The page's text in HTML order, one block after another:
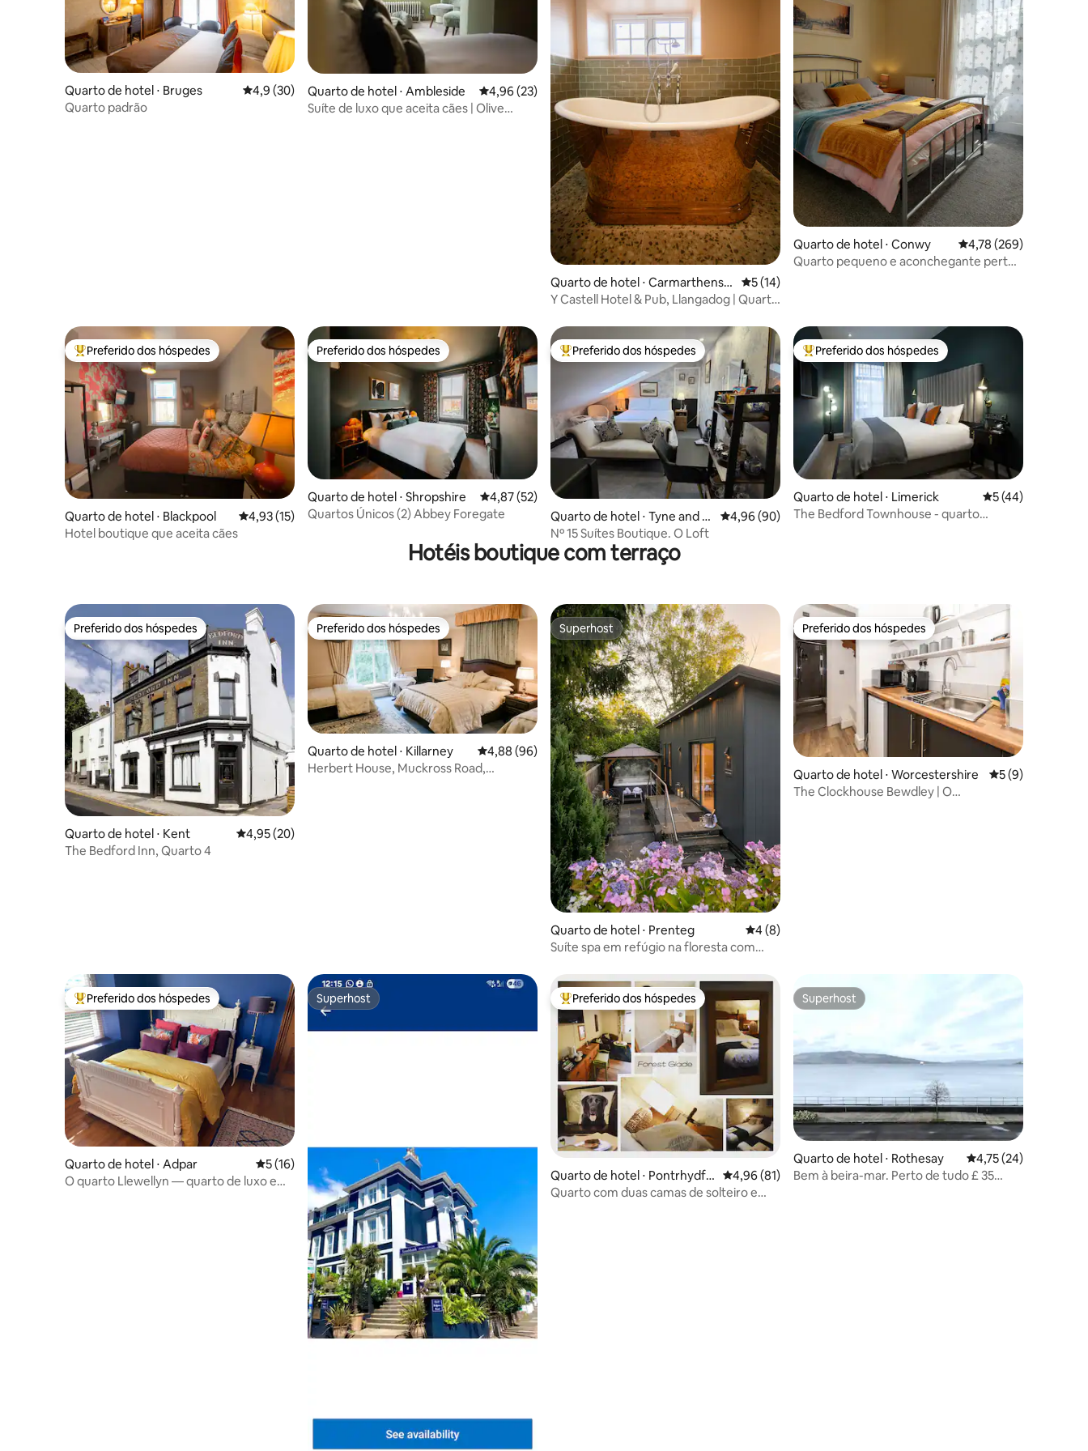
Quarto de hotel ⋅ Bruges 4,9 de uma avaliação média de 5, 30 avaliações
4,9 (30)
Quarto padrão
Quarto de hotel ⋅ Ambleside 4,96 de uma avaliação média de 5, 23 avaliações
4,96 (23)
Suíte de luxo que aceita cães | Olive
Quarto de hotel ⋅ Carmarthenshi
re
5 de uma avaliação média de 5, 14 avaliações
5 (14)
Y Castell Hotel & Pub, Llangadog | Quarto
Quarto de hotel ⋅ Conwy 4,78 de uma avaliação
4,78 (269)
Quarto pequeno e aconchegante perto
Entre os melhores preferidos dos hóspedes
Preferido dos hóspedes
Quarto de hotel ⋅ Blackpool 4,93 de uma avaliação média de 5, 15 avaliações
4,93 (15)
Hotel boutique que aceita cães
Preferido dos hóspedes
Preferido dos hóspedes
Quarto de hotel ⋅ Shropshire 4,87 de uma avaliação média de 5, 52 avaliações
4,87 (52)
Quartos Únicos (2) Abbey Foregate
Entre os melhores preferidos dos hóspedes
Preferido dos hóspedes
Quarto de hotel ⋅ Tyne and W
ear
4,96 de uma avaliação média de 5, 90 avaliações
4,96 (90)
Nº 15 Suítes Boutique. O Loft
Entre os melhores preferidos dos hóspedes
Preferido dos hóspedes
Quarto de hotel ⋅ Limerick 5 de uma
5 (44)
The Bedford Townhouse - quarto
Hotéis boutique com terraço
Preferido dos hóspedes
Preferido dos hóspedes
Quarto de hotel ⋅ Kent 4,95 de uma avaliação média de 5, 20 avaliações
4,95 (20)
The Bedford Inn, Quarto 4
Preferido dos hóspedes
Preferido dos hóspedes
Quarto de hotel ⋅ Killarney 4,88 de uma avaliação média de 5, 96 avaliações
4,88 (96)
Herbert House, Muckross Road,
Superhost
Superhost
Quarto de hotel ⋅ Prenteg 4 de uma avaliação média de 5, 8 avaliações
4 (8)
Suíte spa em refúgio na floresta com
Preferido dos hóspedes
Preferido dos hóspedes
Quarto de hotel ⋅ Worcestershire 5 de uma
5 (9)
The Clockhouse Bewdley | O
Entre os melhores preferidos dos hóspedes
Preferido dos hóspedes
Quarto de hotel ⋅ Adpar 5 de uma avaliação média de 5, 16 avaliações
5 (16)
O quarto Llewellyn — quarto de luxo em
Superhost
Superhost Entre os melhores preferidos dos hóspedes
Preferido dos hóspedes
Quarto de hotel ⋅ Pontrhydfe
ndigaid
4,96 de uma avaliação média de 5, 81 avaliações
4,96 (81)
Quarto com duas camas de solteiro e
Superhost
Superhost
Quarto de hotel ⋅ Rothesay 4,75 de uma
4,75 (24)
Bem à beira-mar. Perto de tudo £ 35